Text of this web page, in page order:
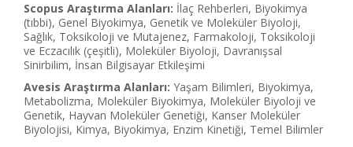
Scopus Araştırma Alanları: İlaç Rehberleri, Biyokimya
(tıbbi), Genel Biyokimya, Genetik ve Moleküler Biyoloji,
Sağlık, Toksikoloji ve Mutajenez, Farmakoloji, Toksikoloji
ve Eczacılık (çeşitli), Moleküler Biyoloji, Davranışsal
Sinirbilim, İnsan Bilgisayar Etkileşimi
Avesis Araştırma Alanları: Yaşam Bilimleri, Biyokimya,
Metabolizma, Moleküler Biyokimya, Moleküler Biyoloji ve
Genetik, Hayvan Moleküler Genetiği, Kanser Moleküler
Biyolojisi, Kimya, Biyokimya, Enzim Kinetiği, Temel Bilimler